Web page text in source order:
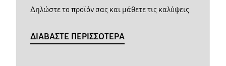
Δηλώστε το προϊόν σας και μάθετε τις καλύψεις
ΔΙΑΒΑΣΤΕ ΠΕΡΙΣΣΟΤΕΡΑ